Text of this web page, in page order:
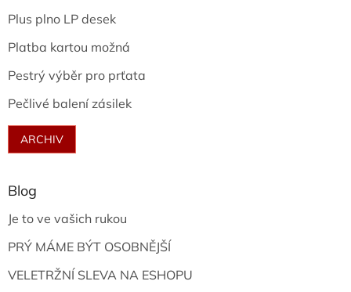
Plus plno LP desek
Platba kartou možná
Pestrý výběr pro prťata
Pečlivé balení zásilek
ARCHIV
Blog
Je to ve vašich rukou
PRÝ MÁME BÝT OSOBNĚJŠÍ
VELETRŽNÍ SLEVA NA ESHOPU